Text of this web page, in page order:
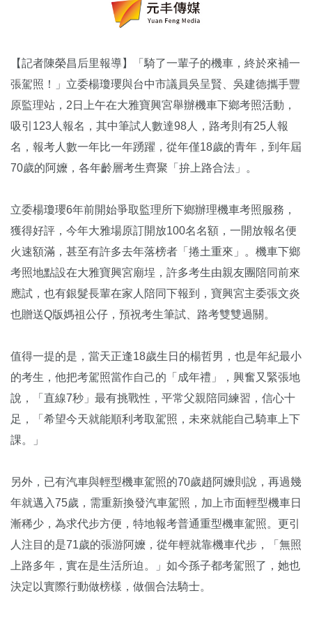
【記者陳榮昌后里報導】「騎了一輩子的機車，終於來補一
張駕照！」立委楊瓊瓔與台中市議員吳呈賢、吳建德攜手豐
原監理站，2日上午在大雅寶興宮舉辦機車下鄉考照活動，
吸引123人報名，其中筆試人數達98人，路考則有25人報
名，報考人數一年比一年踴躍，從年僅18歲的青年，到年屆
70歲的阿嬤，各年齡層考生齊聚「拚上路合法」。
立委楊瓊瓔6年前開始爭取監理所下鄉辦理機車考照服務，
獲得好評，今年大雅場原訂開放100名名額，一開放報名便
火速額滿，甚至有許多去年落榜者「捲土重來」。機車下鄉
考照地點設在大雅寶興宮廟埕，許多考生由親友團陪同前來
應試，也有銀髮長輩在家人陪同下報到，寶興宮主委張文炎
也贈送Q版媽祖公仔，預祝考生筆試、路考雙雙過關。
值得一提的是，當天正逢18歲生日的楊哲男，也是年紀最小
的考生，他把考駕照當作自己的「成年禮」，興奮又緊張地
說，「直線7秒」最有挑戰性，平常父親陪同練習，信心十
足，「希望今天就能順利考取駕照，未來就能自己騎車上下
課。」
另外，已有汽車與輕型機車駕照的70歲趙阿嬤則說，再過幾
年就邁入75歲，需重新換發汽車駕照，加上市面輕型機車日
漸稀少，為求代步方便，特地報考普通重型機車駕照。更引
人注目的是71歲的張游阿嬤，從年輕就靠機車代步，「無照
上路多年，實在是生活所迫。」如今孫子都考駕照了，她也
決定以實際行動做榜樣，做個合法騎士。